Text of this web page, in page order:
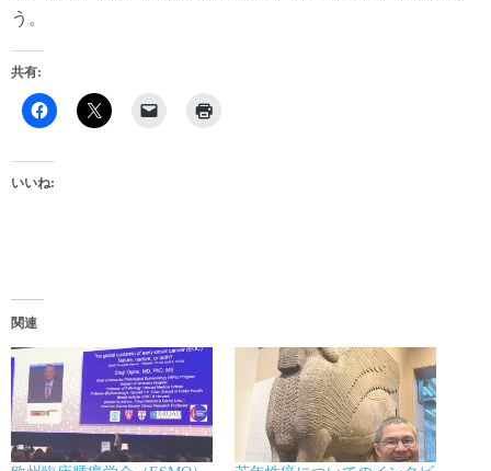
う。
共有:
いいね:
関連